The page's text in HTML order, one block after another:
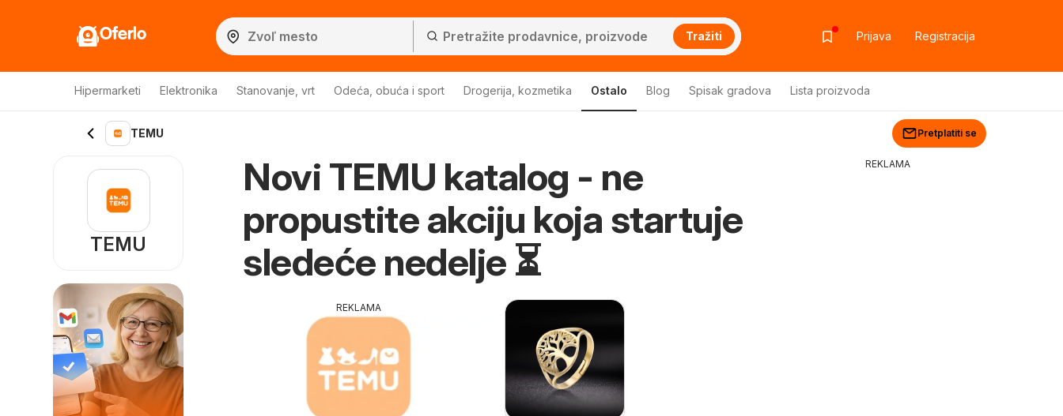
Oferlo Tražiti Prijava Registracija
Hipermarketi Elektronika Stanovanje, vrt Odeća, obuća i sport Drogerija, kozmetika Ostalo Blog Spisak gradova Lista proizvoda
TEMU Pretplatiti se
Novi TEMU katalog - ne
propustite akciju koja startuje
sledeće nedelje ⏳
REKLAMA
TEMU
REKLAMA